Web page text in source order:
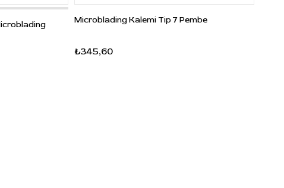
Microblading Kalemi Tip 7 Pembe
₺345,60